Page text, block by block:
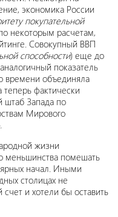
экономика России
покупательной
некоторым расчетам,
Совокупный ВВП
способности) еще до
показатель
времени объединяла
теперь фактически
штаб Запада по
Мирового
жизни
меньшинства помешать
начал. Иными
столицах не
и хотели бы оставить